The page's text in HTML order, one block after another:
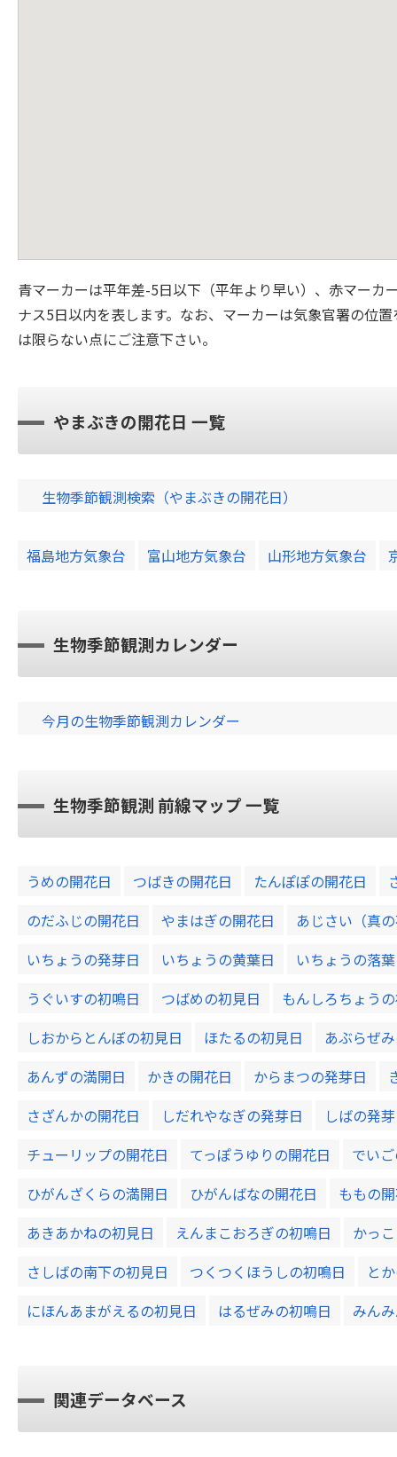
青マーカーは平年差-5日以下（平年より早い）、赤マー
ナス5日以内を表します。なお、マーカーは気象官署の位
は限らない点にご注意下さい。
やまぶきの開花日 一覧
生物季節観測検索（やまぶきの開花日）
福島地方気象台 富山地方気象台 山形地方気象台
生物季節観測カレンダー
今月の生物季節観測カレンダー
生物季節観測 前線マップ 一覧
うめの開花日 つばきの開花日 たんぽぽの開花日
のだふじの開花日
やまはぎの開花日
あじさい（真
いちょうの発芽日
いちょうの黄葉日
いちょうの落
うぐいすの初鳴日
つばめの初見日
もんしろちょう
しおからとんぼの初見日
ほたるの初見日
あぶらぜ
あんずの満開日
かきの開花日 からまつの発芽日
さざんかの開花日
しだれやなぎの発芽日
しばの発
チューリップの開花日
てっぽうゆりの開花日
でい
ひがんざくらの満開日
ひがんばなの開花日
ももの
あきあかねの初見日
えんまこおろぎの初鳴日
かっ
さしばの南下の初見日
つくつくほうしの初鳴日
と
にほんあまがえるの初見日
はるぜみの初鳴日 みん
関連データベース